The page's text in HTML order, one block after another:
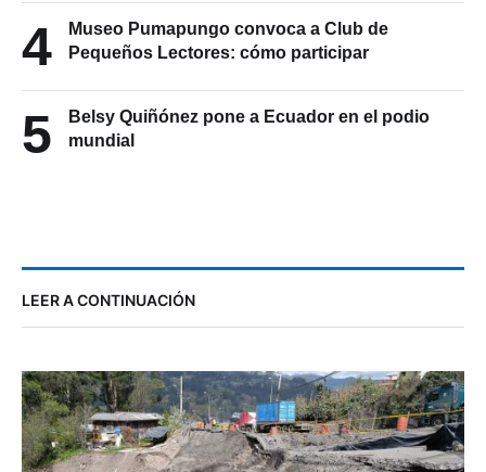
4
Museo Pumapungo convoca a Club de
Pequeños Lectores: cómo participar
5
Belsy Quiñónez pone a Ecuador en el podio
mundial
LEER A CONTINUACIÓN